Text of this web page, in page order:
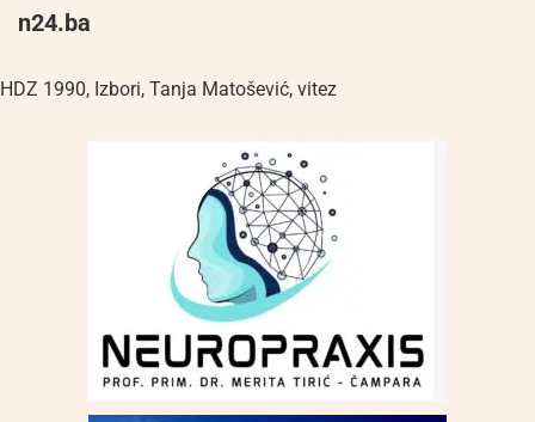
n24.ba
HDZ 1990, Izbori, Tanja Matošević, vitez